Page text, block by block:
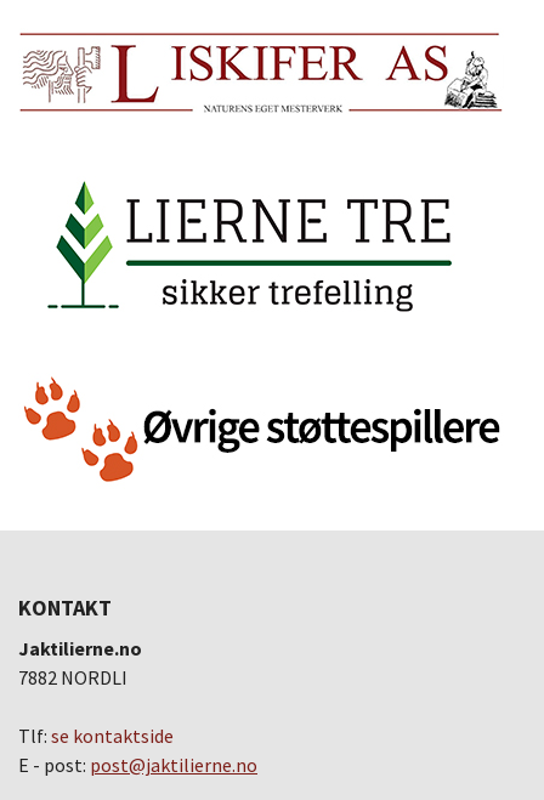
KONTAKT
Jaktilierne.no
7882 NORDLI
Tlf: se kontaktside
E - post: post@jaktilierne.no